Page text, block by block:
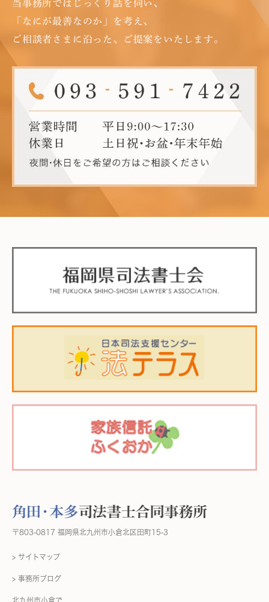
当事務所ではじっくり話を伺い、
「なにが最善なのか」を考え、
ご相談者さまに沿った、ご提案をいたします。
〒803-0817 福岡県北九州市小倉北区田町15-3
> サイトマップ
> 事務所ブログ
北九州市小倉で